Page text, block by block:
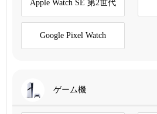
Apple Watch SE 第2世代
Google Pixel Watch
ゲーム機